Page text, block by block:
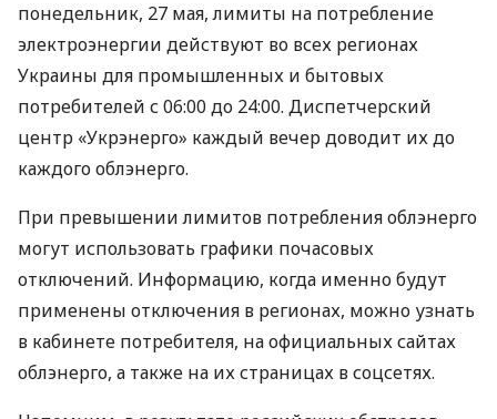
понедельник, 27 мая, лимиты на потребление
электроэнергии действуют во всех регионах
Украины для промышленных и бытовых
потребителей с 06:00 до 24:00. Диспетчерский
центр «Укрэнерго» каждый вечер доводит их до
каждого облэнерго.
При превышении лимитов потребления облэнерго
могут использовать графики почасовых
отключений. Информацию, когда именно будут
применены отключения в регионах, можно узнать
в кабинете потребителя, на официальных сайтах
облэнерго, а также на их страницах в соцсетях.